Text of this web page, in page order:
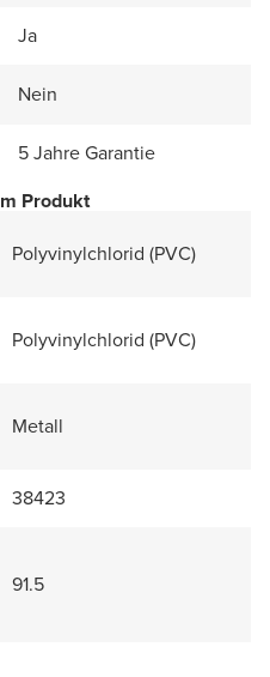
Ja
Nein
5 Jahre Garantie
Produkt
Polyvinylchlorid (PVC)
Polyvinylchlorid (PVC)
Metall
38423
91.5